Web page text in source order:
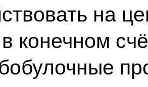
на
конечном